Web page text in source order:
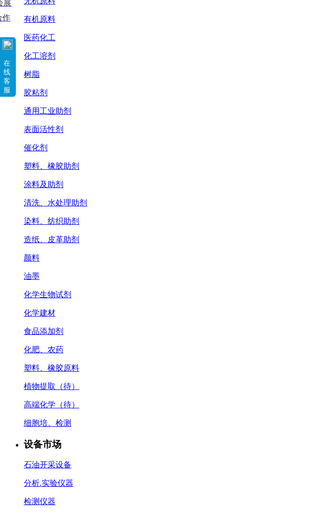
有机原料
医药化工
化工溶剂
树脂
胶粘剂
通用工业助剂
表面活性剂
催化剂
塑料、橡胶助剂
涂料及助剂
清洗、水处理助剂
染料、纺织助剂
造纸、皮革助剂
颜料
油墨
化学生物试剂
化学建材
食品添加剂
化肥、农药
塑料、橡胶原料
植物提取（待）
高端化学（待）
细胞培、检测
设备市场
石油开采设备
分析.实验仪器
检测仪器
展
作
在
线
客
服